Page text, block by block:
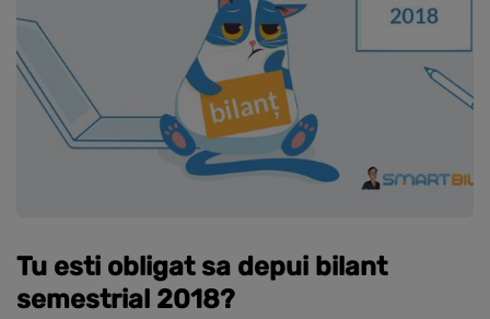
Tu esti obligat sa depui bilant
semestrial 2018?